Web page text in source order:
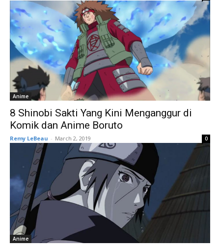
Anime
8 Shinobi Sakti Yang Kini Menganggur di
Komik dan Anime Boruto
Remy LeBeau - March 2, 2019 0
Anime